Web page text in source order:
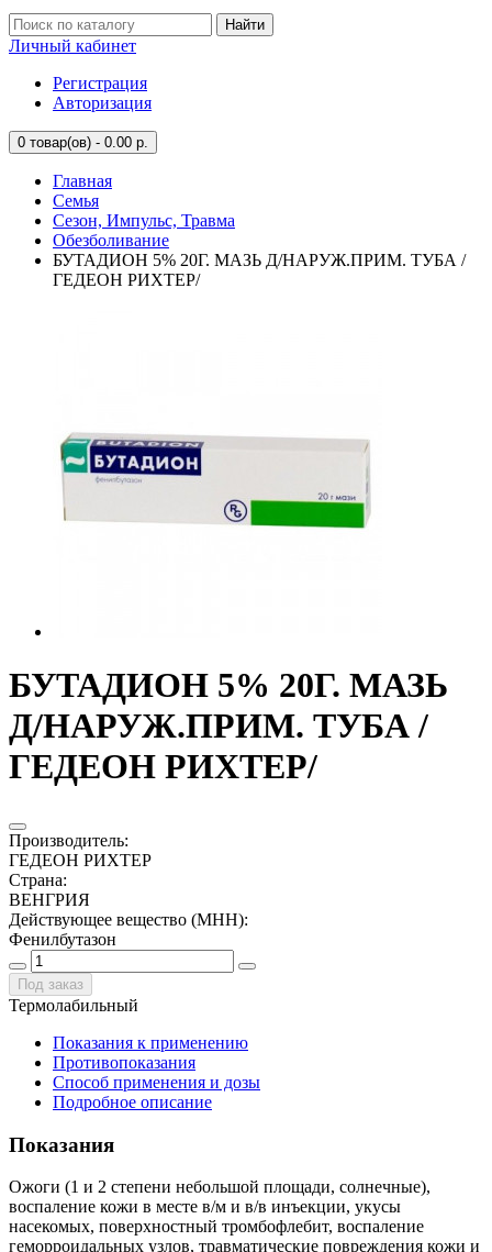
Найти
Личный кабинет
Регистрация
Авторизация
0 товар(ов) - 0.00 р.
Главная
Семья
Сезон, Импульс, Травма
Обезболивание
БУТАДИОН 5% 20Г. МАЗЬ Д/НАРУЖ.ПРИМ. ТУБА /
ГЕДЕОН РИХТЕР/
БУТАДИОН 5% 20Г. МАЗЬ
Д/НАРУЖ.ПРИМ. ТУБА /
ГЕДЕОН РИХТЕР/
Производитель:
ГЕДЕОН РИХТЕР
Страна:
ВЕНГРИЯ
Действующее вещество (МНН):
Фенилбутазон
Под заказ
Термолабильный
Показания к применению
Противопоказания
Способ применения и дозы
Подробное описание
Показания
Ожоги (1 и 2 степени небольшой площади, солнечные),
воспаление кожи в месте в/м и в/в инъекции, укусы
насекомых, поверхностный тромбофлебит, воспаление
геморроидальных узлов, травматические повреждения кожи и